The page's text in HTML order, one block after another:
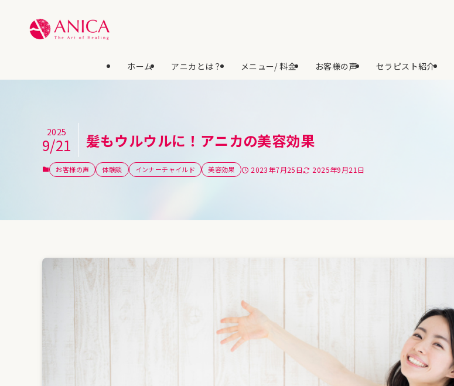
ホーム アニカとは？ メニュー/ 料金 お客様の声 セラピスト紹介
髪もウルウルに！アニカの美容効果
2025
9/21
お客様の声 体験談 インナーチャイルド 美容効果 2023年7月25日 2025年9月21日